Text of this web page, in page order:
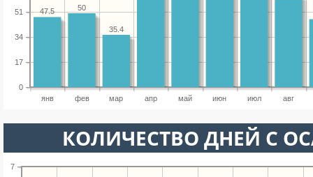
янв фев мар апр май июн июл авг
0
17
34
51
35.4
50
47.5
КОЛИЧЕСТВО ДНЕЙ С
7